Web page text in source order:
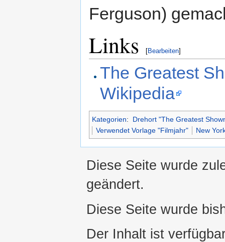
Ferguson)
Links [Bearbeiten]
The Greatest
Wikipedia
Kategorien:
Drehort "The Greatest
Verwendet Vorlage "Filmjahr"
New
Diese Seite wurde
geändert.
Diese Seite wurde
Der Inhalt ist